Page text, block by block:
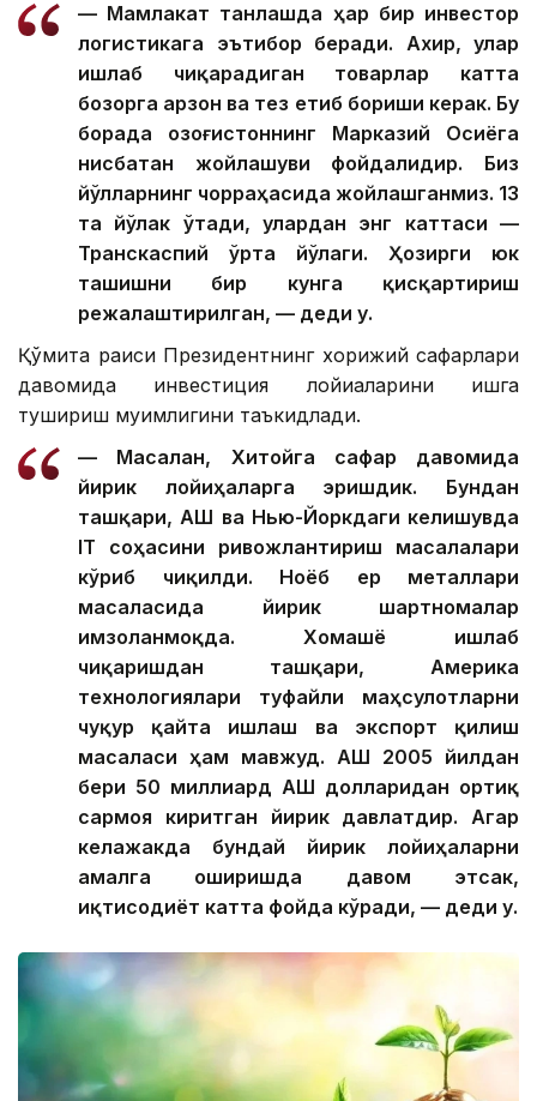
— Мамлакат танлашда ҳар бир инвестор
логистикага эътибор беради. Ахир, улар
ишлаб чиқарадиган товарлар катта
бозорга арзон ва тез етиб бориши керак. Бу
борада Қозоғистоннинг Марказий Осиёга
нисбатан жойлашуви фойдалидир. Биз
йўлларнинг чорраҳасида жойлашганмиз. 13
та йўлак ўтади, улардан энг каттаси —
Транскаспий ўрта йўлаги. Ҳозирги юк
ташишни бир кунга қисқартириш
режалаштирилган, — деди у.
Қўмита раиси Президентнинг хорижий сафарлари
давомида инвестиция лойиҳаларини ишга
тушириш муҳимлигини таъкидлади.
— Масалан, Хитойга сафар давомида
йирик лойиҳаларга эришдик. Бундан
ташқари, АҚШ ва Нью-Йоркдаги келишувда
IТ соҳасини ривожлантириш масалалари
кўриб чиқилди. Ноёб ер металлари
масаласида йирик шартномалар
имзоланмоқда. Хомашё ишлаб
чиқаришдан ташқари, Америка
технологиялари туфайли маҳсулотларни
чуқур қайта ишлаш ва экспорт қилиш
масаласи ҳам мавжуд. АҚШ 2005 йилдан
бери 50 миллиард АҚШ долларидан ортиқ
сармоя киритган йирик давлатдир. Агар
келажакда бундай йирик лойиҳаларни
амалга оширишда давом этсак,
иқтисодиёт катта фойда кўради, — деди у.